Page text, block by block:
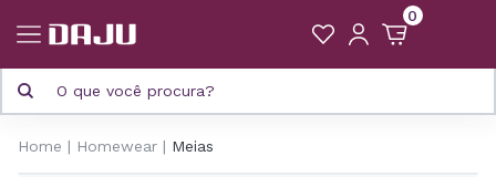
0
Home Homewear Meias